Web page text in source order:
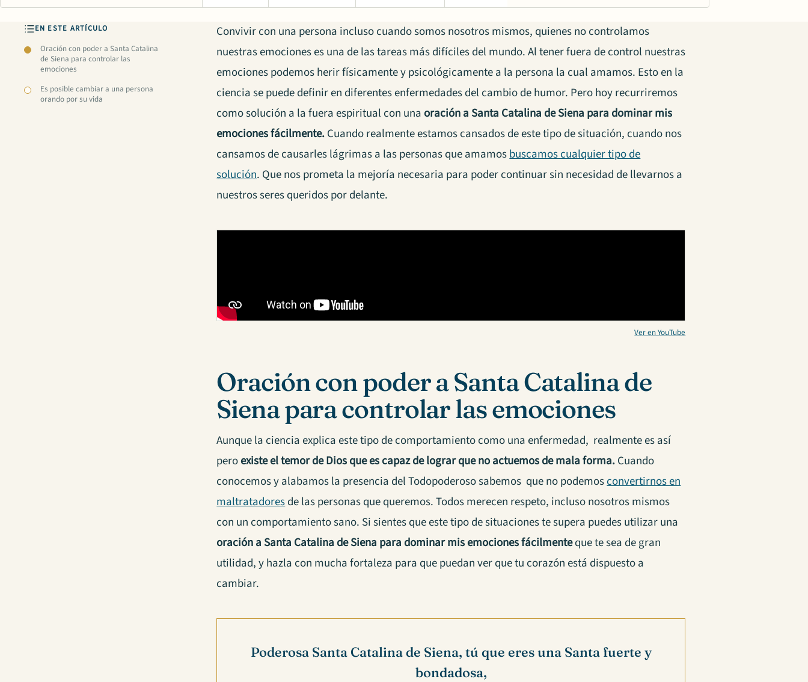
EN ESTE ARTÍCULO
Oración con poder a Santa Catalina
de Siena para controlar las
emociones
Es posible cambiar a una persona
orando por su vida
Convivir con una persona incluso cuando somos nosotros mismos, quienes no controlamos
nuestras emociones es una de las tareas más difíciles del mundo. Al tener fuera de control nuestras
emociones podemos herir físicamente y psicológicamente a la persona la cual amamos. Esto en la
ciencia se puede definir en diferentes enfermedades del cambio de humor. Pero hoy recurriremos
como solución a la fuera espiritual con una oración a Santa Catalina de Siena para dominar mis
emociones fácilmente.Cuando realmente estamos cansados de este tipo de situación, cuando nos
cansamos de causarles lágrimas a las personas que amamosbuscamos cualquier tipo de
solución. Que nos prometa la mejoría necesaria para poder continuar sin necesidad de llevarnos a
nuestros seres queridos por delante.
Ver en YouTube
Oración con poder a Santa Catalina de
Siena para controlar las emociones
Aunque la ciencia explica este tipo de comportamiento como una enfermedad, realmente es así
peroexiste el temor de Dios que es capaz de lograr que no actuemos de mala forma.Cuando
conocemos y alabamos la presencia del Todopoderoso sabemos que no podemosconvertirnos en
maltratadoresde las personas que queremos. Todos merecen respeto, incluso nosotros mismos
con un comportamiento sano. Si sientes que este tipo de situaciones te supera puedes utilizar una
oración a Santa Catalina de Siena para dominar mis emociones fácilmenteque te sea de gran
utilidad, y hazla con mucha fortaleza para que puedan ver que tu corazón está dispuesto a
cambiar.
Poderosa Santa Catalina de Siena, tú que eres una Santa fuerte y
bondadosa,